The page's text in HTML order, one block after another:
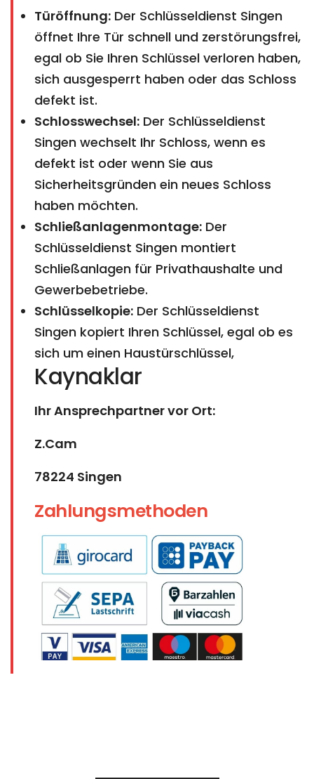
Türöffnung: Der Schlüsseldienst Singen
öffnet Ihre Tür schnell und zerstörungsfrei,
egal ob Sie Ihren Schlüssel verloren haben,
sich ausgesperrt haben oder das Schloss
defekt ist.
Schlosswechsel: Der Schlüsseldienst
Singen wechselt Ihr Schloss, wenn es
defekt ist oder wenn Sie aus
Sicherheitsgründen ein neues Schloss
haben möchten.
Schließanlagenmontage: Der
Schlüsseldienst Singen montiert
Schließanlagen für Privathaushalte und
Gewerbebetriebe.
Schlüsselkopie: Der Schlüsseldienst
Singen kopiert Ihren Schlüssel, egal ob es
sich um einen Haustürschlüssel,
Kaynaklar
Ihr Ansprechpartner vor Ort:
Z.Cam
78224 Singen
Zahlungsmethoden